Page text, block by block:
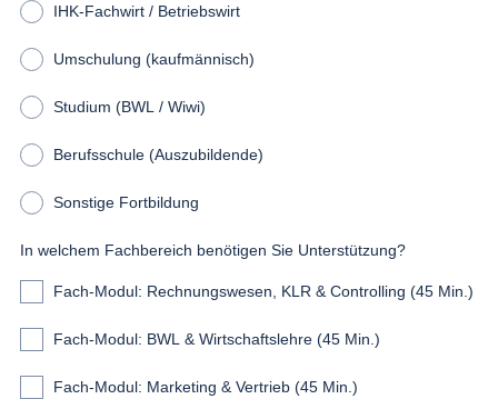
IHK-Fachwirt / Betriebswirt
Umschulung (kaufmännisch)
Studium (BWL / Wiwi)
Berufsschule (Auszubildende)
Sonstige Fortbildung
In welchem Fachbereich benötigen Sie Unterstützung?
Fach-Modul: Rechnungswesen, KLR & Controlling (45 Min.)
Fach-Modul: BWL & Wirtschaftslehre (45 Min.)
Fach-Modul: Marketing & Vertrieb (45 Min.)